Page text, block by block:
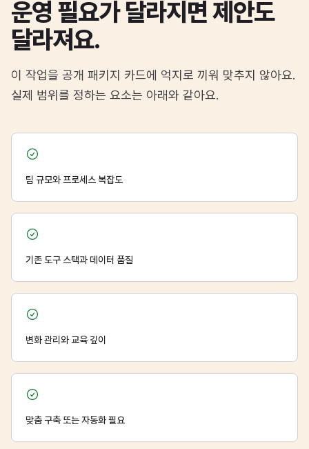
운영 필요가 달라지면 제안도
달라져요.
이 작업을 공개 패키지 카드에 억지로 끼워 맞추지 않아요.
실제 범위를 정하는 요소는 아래와 같아요.
팀 규모와 프로세스 복잡도
기존 도구 스택과 데이터 품질
변화 관리와 교육 깊이
맞춤 구축 또는 자동화 필요